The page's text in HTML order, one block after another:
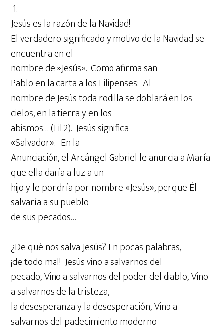
1.
Jesús es la razón de la Navidad!
El verdadero significado y motivo de la Navidad se
encuentra en el
nombre de »Jesús». Como afirma san
Pablo en la carta a los Filipenses: Al
nombre de Jesús toda rodilla se doblará en los
cielos, en la tierra y en los
abismos… (Fil.2). Jesús significa
«Salvador». En la
Anunciación, el Arcángel Gabriel le anuncia a María
que ella daría a luz a un
hijo y le pondría por nombre «Jesús», porque Él
salvaría a su pueblo
de sus pecados…
¿De qué nos salva Jesús? En pocas palabras,
¡de todo mal! Jesús vino a salvarnos del
pecado; Vino a salvarnos del poder del diablo; Vino
a salvarnos de la tristeza,
la desesperanza y la desesperación; Vino a
salvarnos del padecimiento moderno